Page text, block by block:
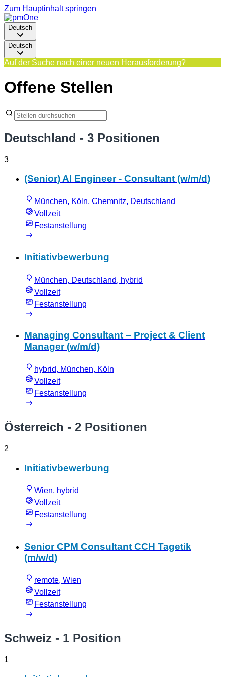
Zum Hauptinhalt springen
Deutsch
Deutsch
Auf der Suche nach einer neuen Herausforderung?
Offene Stellen
Deutschland - 3 Positionen
3
(Senior) AI Engineer - Consultant (w/m/d)
München, Köln, Chemnitz, Deutschland
Vollzeit
Festanstellung
Initiativbewerbung
München, Deutschland, hybrid
Vollzeit
Festanstellung
Managing Consultant – Project & Client
Manager (w/m/d)
hybrid, München, Köln
Vollzeit
Festanstellung
Österreich - 2 Positionen
2
Initiativbewerbung
Wien, hybrid
Vollzeit
Festanstellung
Senior CPM Consultant CCH Tagetik
(m/w/d)
remote, Wien
Vollzeit
Festanstellung
Schweiz - 1 Position
1